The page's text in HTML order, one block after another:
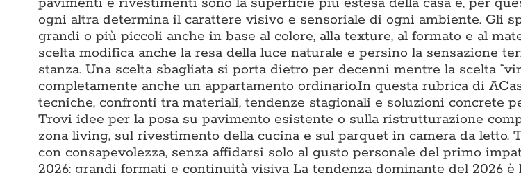
ogni altra determina il carattere visivo e sensoriale di ogni ambiente. Gli
grandi o più piccoli anche in base al colore, alla texture, al formato e al
scelta modifica anche la resa della luce naturale e persino la sensazione
stanza. Una scelta sbagliata si porta dietro per decenni mentre la scelta
completamente anche un appartamento ordinario.In questa rubrica di
tecniche, confronti tra materiali, tendenze stagionali e soluzioni concrete
Trovi idee per la posa su pavimento esistente o sulla ristrutturazione
zona living, sul rivestimento della cucina e sul parquet in camera da letto.
con consapevolezza, senza affidarsi solo al gusto personale del primo
2026: grandi formati e continuità visiva La tendenza dominante del 2026